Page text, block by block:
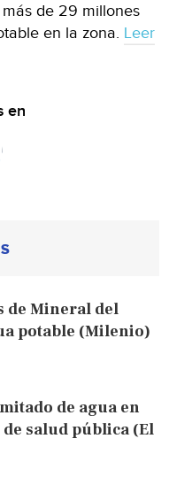
de 29 millones
en la zona. Leer
en
de Mineral del
potable (Milenio)
de agua en
de salud pública (El